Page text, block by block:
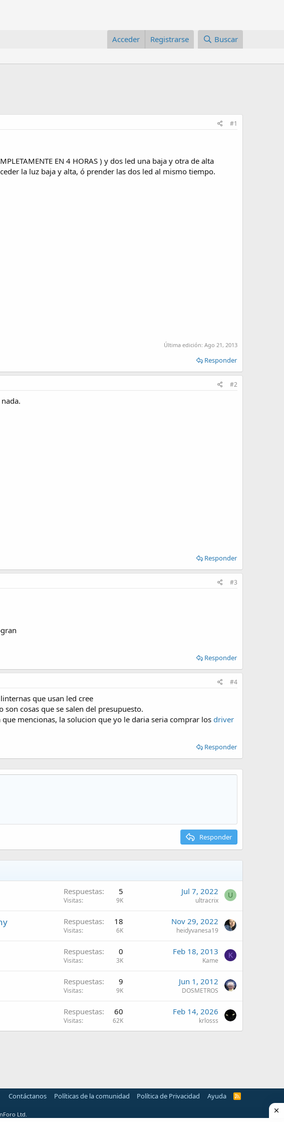
Acceder Registrarse Buscar
#1
EN 4 HORAS ) y dos led una baja y otra de alta
la luz baja y alta, ó prender las dos led al mismo tiempo.
Última edición: Ago 21, 2013
Responder
#2
Responder
#3
Responder
#4
que usan led cree
cosas que se salen del presupuesto.
mencionas, la solucion que yo le daria seria comprar los driver
Responder
Responder
Respuestas 5
Visitas 9K
Jul 7, 2022
ultracrix
U
Respuestas 18
Visitas 6K
Nov 29, 2022
heidyvanesa19
Respuestas 0
Visitas 3K
Feb 18, 2013
Kame
K
Respuestas 9
Visitas 9K
Jun 1, 2012
DOSMETROS
Respuestas 60
Visitas 62K
Feb 14, 2026
krlosss
Contáctanos Políticas de la comunidad Política de Privacidad Ayuda
R
Ltd.